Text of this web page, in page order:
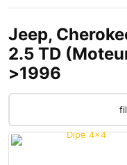
Jeep,
2.5 TD
>1996